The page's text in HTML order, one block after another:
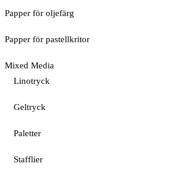
Papper för oljefärg
Papper för pastellkritor
Mixed Media
Linotryck
Geltryck
Paletter
Stafflier